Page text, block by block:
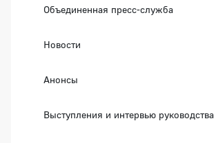
Объединенная пресс-служба
Новости
Анонсы
Выступления и интервью руководства